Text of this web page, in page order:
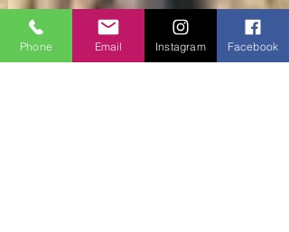
Phone Email Instagram Facebook